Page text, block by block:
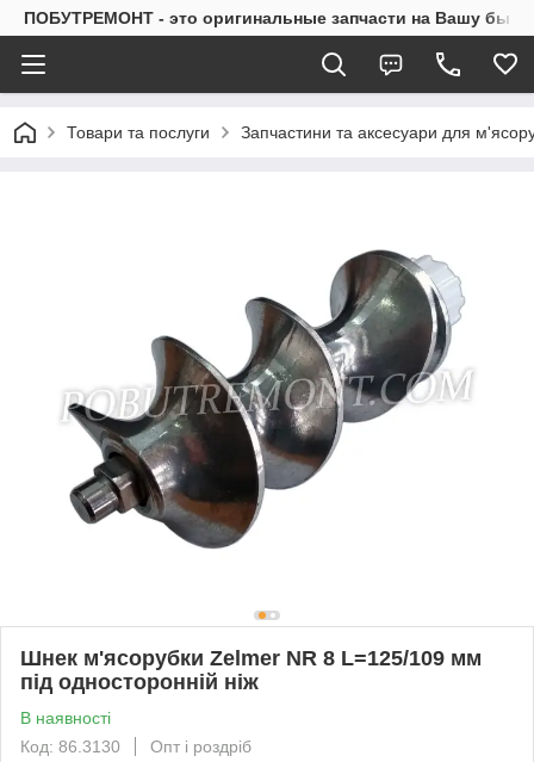
ПОБУТРЕМОНТ - это оригинальные запчасти на Вашу
Товари та послуги Запчастини та аксесуари для
Шнек м'ясорубки Zelmer NR 8 L=125/109 мм
під односторонній ніж
В наявності
Код: 86.3130
Опт і роздріб